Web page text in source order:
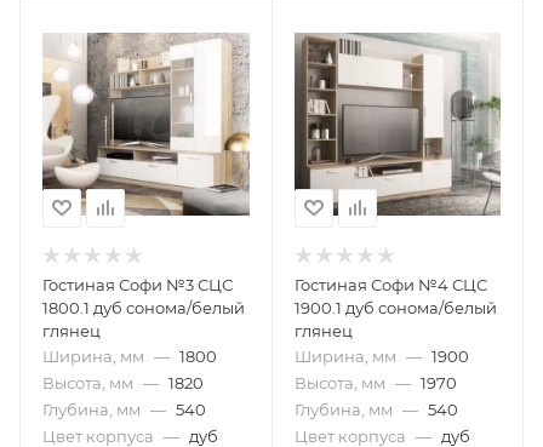
Гостиная Софи №3 СЦС
1800.1 дуб сонома/белый
глянец
Ширина, мм — 1800
Высота, мм — 1820
Глубина, мм — 540
Цвет корпуса — дуб
Гостиная Софи №4 СЦС
1900.1 дуб сонома/белый
глянец
Ширина, мм — 1900
Высота, мм — 1970
Глубина, мм — 540
Цвет корпуса — дуб